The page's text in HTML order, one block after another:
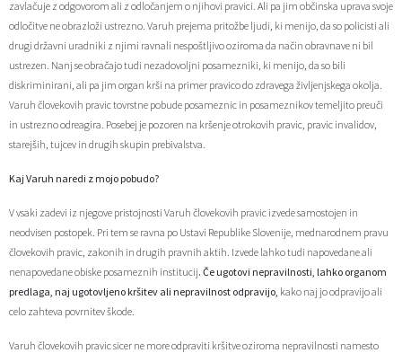
zavlačuje z odgovorom ali z odločanjem o njihovi pravici. Ali pa jim občinska uprava svoje
odločitve ne obrazloži ustrezno. Varuh prejema pritožbe ljudi, ki menijo, da so policisti ali
drugi državni uradniki z njimi ravnali nespoštljivo oziroma da način obravnave ni bil
ustrezen. Nanj se obračajo tudi nezadovoljni posamezniki, ki menijo, da so bili
diskriminirani, ali pa jim organ krši na primer pravico do zdravega življenjskega okolja.
Varuh človekovih pravic tovrstne pobude posameznic in posameznikov temeljito preuči
in ustrezno odreagira. Posebej je pozoren na kršenje otrokovih pravic, pravic invalidov,
starejših, tujcev in drugih skupin prebivalstva.
Kaj Varuh naredi z mojo pobudo?
V vsaki zadevi iz njegove pristojnosti Varuh človekovih pravic izvede samostojen in
neodvisen postopek. Pri tem se ravna po Ustavi Republike Slovenije, mednarodnem pravu
človekovih pravic, zakonih in drugih pravnih aktih. Izvede lahko tudi napovedane ali
nenapovedane obiske posameznih institucij. Če ugotovi nepravilnosti, lahko organom
predlaga, naj ugotovljeno kršitev ali nepravilnost odpravijo, kako naj jo odpravijo ali
celo zahteva povrnitev škode.
Varuh človekovih pravic sicer ne more odpraviti kršitve oziroma nepravilnosti namesto